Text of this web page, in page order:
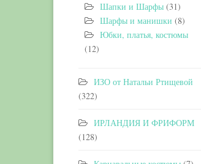
Шапки и Шарфы (31)
Шарфы и манишки (8)
Юбки, платья, костюмы
(12)
ИЗО от Натальи Ртищевой
(322)
ИРЛАНДИЯ И ФРИФОРМ
(128)